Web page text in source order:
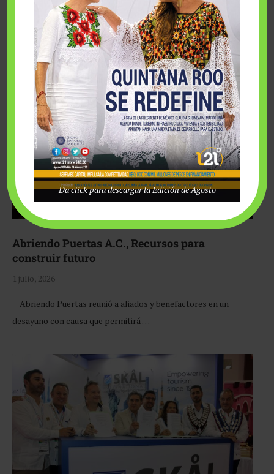
Fairmont Mayakoba y Make-A-Wish México unieron
esfuerzos para hacer realidad el deseo de una …
Abriendo Puertas A.C., Recursos para
construir futuro
1 julio, 2026
Abriendo Puertas reunió a aliados y benefactores en un
desayuno con causa que permitirá …
Da click para descargar la Edición de Agosto